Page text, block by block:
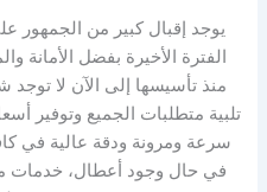
يوجد إقبال كبير من الجمهور
الفترة الأخيرة بفضل الأمانة
منذ تأسيسها إلى الآن لا
تلبية متطلبات الجميع وتوفير
سرعة ومرونة ودقة عالية في
في حال وجود أعطال، خدمات